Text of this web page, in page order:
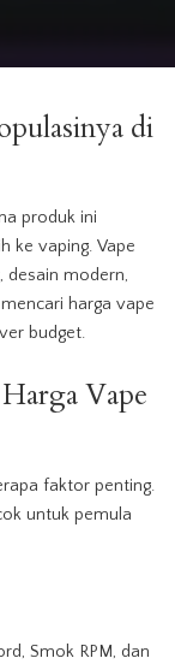
di
produk ini
ke vaping. Vape
desain modern,
harga vape
budget.
Vape
faktor penting.
untuk pemula
Smok RPM, dan